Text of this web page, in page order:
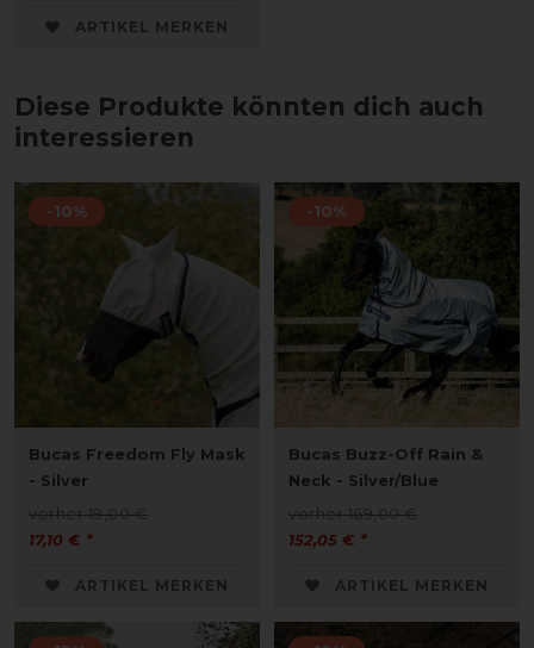
ARTIKEL MERKEN
Diese Produkte könnten dich auch
interessieren
-10%
Bucas Freedom Fly Mask
- Silver
vorher 19,00 €
17,10 € *
ARTIKEL MERKEN
-10%
Bucas Buzz-Off Rain &
Neck - Silver/Blue
vorher 169,00 €
152,05 € *
ARTIKEL MERKEN